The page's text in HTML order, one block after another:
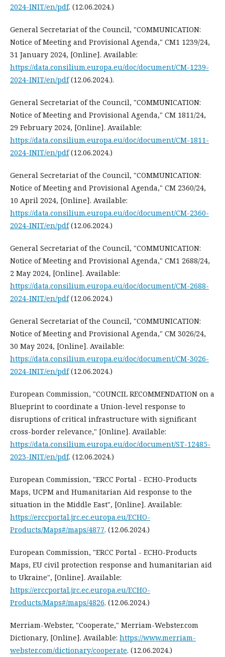
2024-INIT/en/pdf. (12.06.2024.)
General Secretariat of the Council, "COMMUNICATION:
Notice of Meeting and Provisional Agenda," CM1 1239/24,
31 January 2024, [Online]. Available:
https://data.consilium.europa.eu/doc/document/CM-1239-
2024-INIT/en/pdf(12.06.2024.).
General Secretariat of the Council, "COMMUNICATION:
Notice of Meeting and Provisional Agenda," CM 1811/24,
29 February 2024, [Online]. Available:
https://data.consilium.europa.eu/doc/document/CM-1811-
2024-INIT/en/pdf(12.06.2024.)
General Secretariat of the Council, "COMMUNICATION:
Notice of Meeting and Provisional Agenda," CM 2360/24,
10 April 2024, [Online]. Available:
https://data.consilium.europa.eu/doc/document/CM-2360-
2024-INIT/en/pdf(12.06.2024.)
General Secretariat of the Council, "COMMUNICATION:
Notice of Meeting and Provisional Agenda," CM1 2688/24,
2 May 2024, [Online]. Available:
https://data.consilium.europa.eu/doc/document/CM-2688-
2024-INIT/en/pdf(12.06.2024.)
General Secretariat of the Council, "COMMUNICATION:
Notice of Meeting and Provisional Agenda," CM 3026/24,
30 May 2024, [Online]. Available:
https://data.consilium.europa.eu/doc/document/CM-3026-
2024-INIT/en/pdf(12.06.2024.)
European Commission, "COUNCIL RECOMMENDATION on a
Blueprint to coordinate a Union-level response to
disruptions of critical infrastructure with significant
cross-border relevance," [Online]. Available:
https://data.consilium.europa.eu/doc/document/ST-12485-
2023-INIT/en/pdf. (12.06.2024.)
European Commission, "ERCC Portal - ECHO-Products
Maps, UCPM and Humanitarian Aid response to the
situation in the Middle East", [Online]. Available:
https://erccportal.jrc.ec.europa.eu/ECHO-
Products/Maps#/maps/4877. (12.06.2024.)
European Commission, "ERCC Portal - ECHO-Products
Maps, EU civil protection response and humanitarian aid
to Ukraine", [Online]. Available:
https://erccportal.jrc.ec.europa.eu/ECHO-
Products/Maps#/maps/4826. (12.06.2024.)
Merriam-Webster, "Cooperate," Merriam-Webster.com
Dictionary, [Online]. Available: https://www.merriam-
webster.com/dictionary/cooperate. (12.06.2024.)